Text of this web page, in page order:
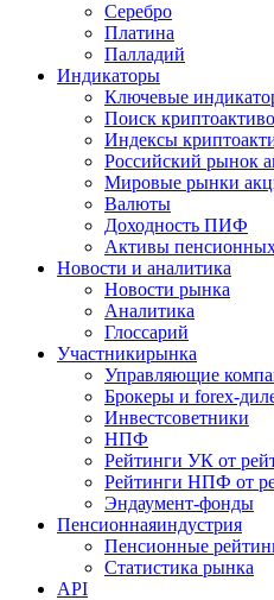
Серебро
Платина
Палладий
Индикаторы
Ключевые
Поиск
Индексы
Российский рынок
Мировые рынки
Валюты
Доходность ПИФ
Активы
Новости и аналитика
Новости рынка
Аналитика
Глоссарий
Участникирынка
Управляющие
Брокеры и forex-
Инвестсоветники
НПФ
Рейтинги УК от
Рейтинги НПФ от
Эндаумент-фонды
Пенсионнаяиндустрия
Пенсионные
Статистика рынка
API